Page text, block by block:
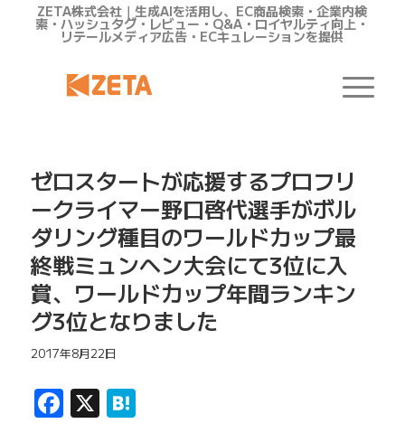
ZETA株式会社｜生成AIを活用し、EC商品検索・企業内検
索・ハッシュタグ・レビュー・Q&A・ロイヤルティ向上・
リテールメディア広告・ECキュレーションを提供
ゼロスタートが応援するプロフリ
ークライマー野口啓代選手がボル
ダリング種目のワールドカップ最
終戦ミュンヘン大会にて3位に入
賞、ワールドカップ年間ランキン
グ3位となりました
2017年8月22日
Facebook
X Hatena